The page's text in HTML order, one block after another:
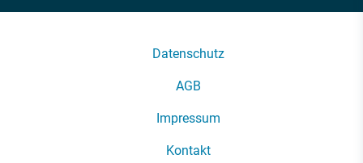
Datenschutz
AGB
Impressum
Kontakt